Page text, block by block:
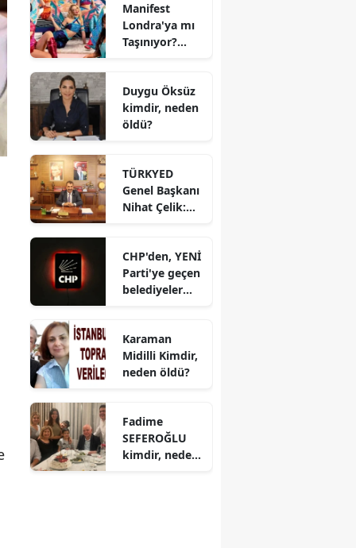
Çekildi?
Oyuncuları
Kim, Konusu
Manifest
Londra'ya mı
Taşınıyor?
Etti mi?
Menajer Tolga
Akış'tan
Duygu Öksüz
kimdir, neden
öldü?
TÜRKYED
Genel Başkanı
Nihat Çelik:
Çıkmayan
Milletler
Geleceğini
CHP'den, YENİ
Parti'ye geçen
belediyeler
belediye
Karaman
Midilli Kimdir,
neden öldü?
Fadime
SEFEROĞLU
kimdir, neden